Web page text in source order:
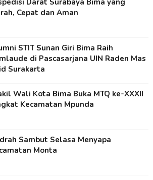
Darat Surabaya Bima yang
Cepat dan Aman
STIT Sunan Giri Bima Raih
di Pascasarjana UIN Raden Mas
Surakarta
Wali Kota Bima Buka MTQ ke-XXXII
Kecamatan Mpunda
Sambut Selasa Menyapa
Monta